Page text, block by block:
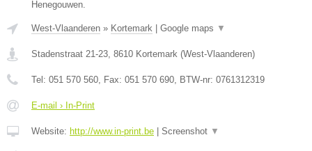
Henegouwen.
West-Vlaanderen » Kortemark | Google maps ▼
Stadenstraat 21-23 8610 Kortemark (West-Vlaanderen)
Tel: 051 570 560 , Fax: 051 570 690 , BTW-nr: 0761312319
E-mail › In-Print
Website: http://www.in-print.be | Screenshot ▼